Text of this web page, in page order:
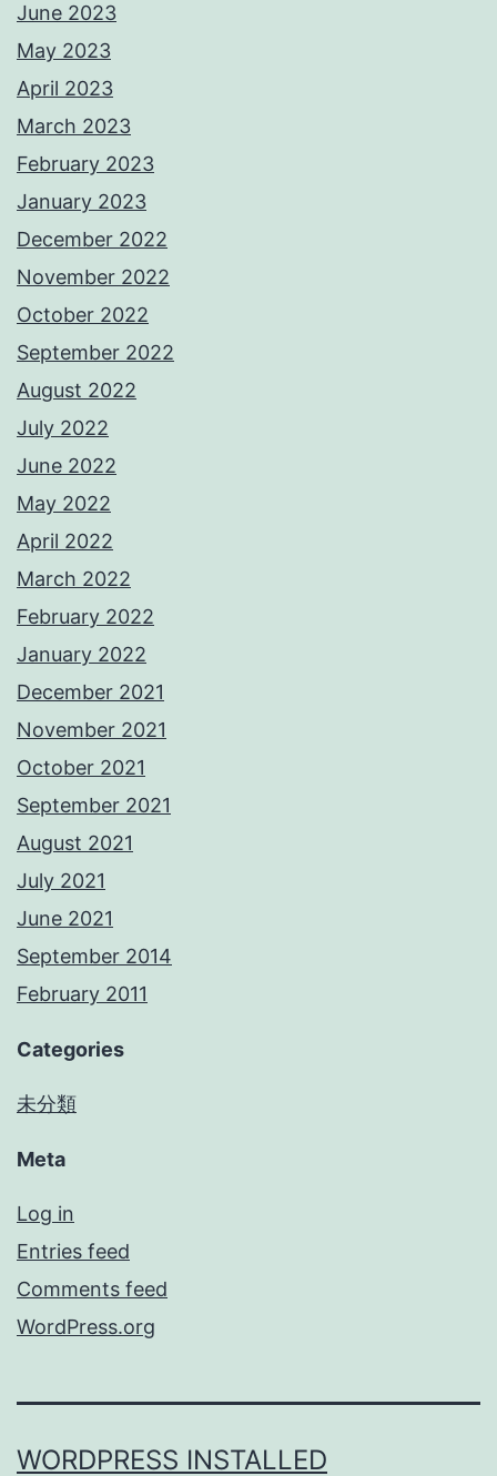
June 2023
May 2023
April 2023
March 2023
February 2023
January 2023
December 2022
November 2022
October 2022
September 2022
August 2022
July 2022
June 2022
May 2022
April 2022
March 2022
February 2022
January 2022
December 2021
November 2021
October 2021
September 2021
August 2021
July 2021
June 2021
September 2014
February 2011
Categories
未分類
Meta
Log in
Entries feed
Comments feed
WordPress.org
WORDPRESS INSTALLED